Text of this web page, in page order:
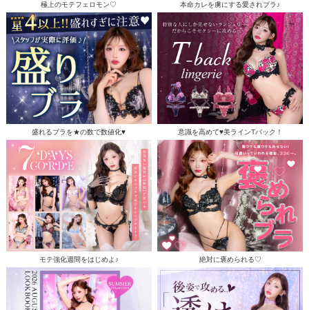
極上のモテフェロモン♡ 本命カレを虜にする愛されブラ♪
盛れるブラを★の数で数値化♥ 意識を高めて♥美ラインTバック！
モテ強化週間をはじめよ♪ 絶対に褒められる♡